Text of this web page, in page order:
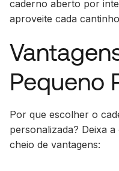
caderno aberto por
aproveite cada
Pequeno
Por que escolher o
personalizada? Deixa
cheio de vantagens: